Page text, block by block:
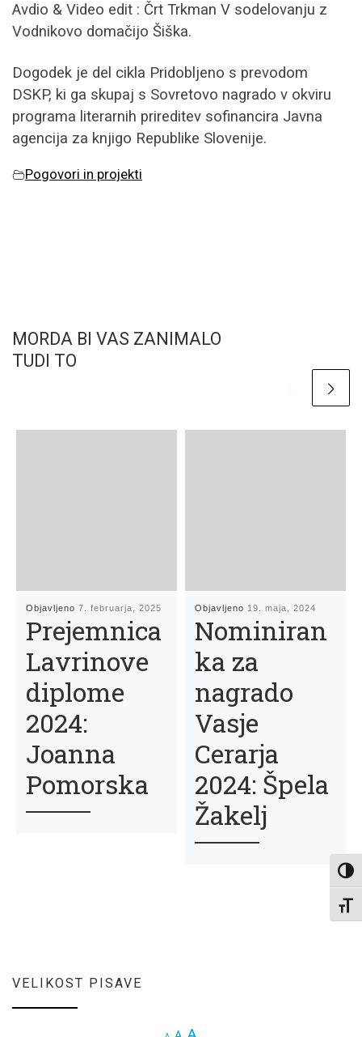
Avdio & Video edit : Črt Trkman V sodelovanju z
Vodnikovo domačijo Šiška.
Dogodek je del cikla Pridobljeno s prevodom
DSKP, ki ga skupaj s Sovretovo nagrado v okviru
programa literarnih prireditev sofinancira Javna
agencija za knjigo Republike Slovenije.
Pogovori in projekti
MORDA BI VAS ZANIMALO
TUDI TO
Objavljeno7. februarja, 2025
Prejemnica
Lavrinove
diplome
2024:
Joanna
Pomorska
Objavljeno 19. maja, 2024
Nominiran
ka za
nagrado
Vasje
Cerarja
2024: Špela
Žakelj
VELIKOST PISAVE
Decrease font size.
Reset font size.